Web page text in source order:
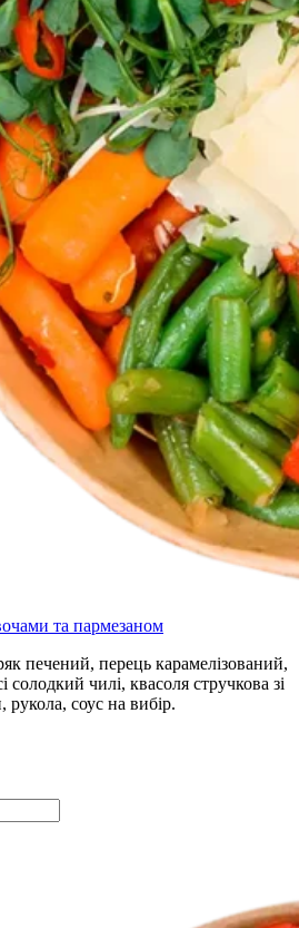
та пармезаном
печений, перець карамелізований,
солодкий чилі, квасоля стручкова зі
рукола, соус на вибір.